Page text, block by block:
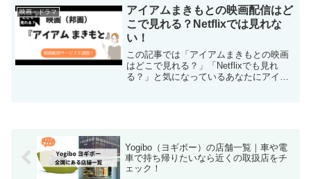
日がありますよね。心が癒される映画を
観れば、少し前向きになれますよ。
映画・ドラマ
アイアムまきもとの映画配信はど
こで見れる？Netflixでは見れな
い！
この記事では「アイアムまきもとの映画
はどこで見れる？」「Netflixでも見れ
る？」と気になっているあなたにアイア
Yogibo（ヨギボー）の店舗一覧｜車や電
車で持ち帰りたいなら近くの取扱店をチ
ェック！